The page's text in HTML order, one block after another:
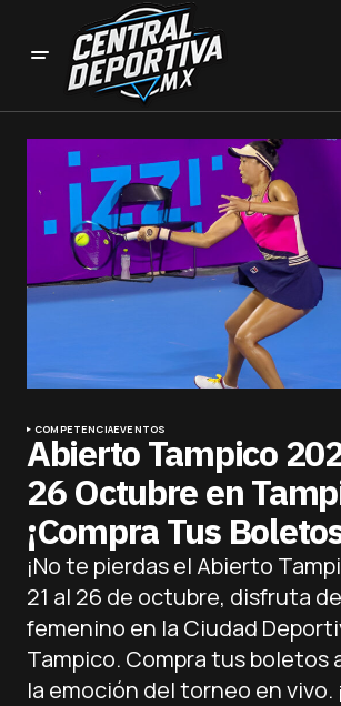
COMPETENCIAEVENTOS
Abierto Tampico
26 Octubre en
¡Compra Tus
¡No te pierdas el Abierto
21 al 26 de octubre, disfruta
femenino en la Ciudad
Tampico. Compra tus boletos
la emoción del torneo en vivo.